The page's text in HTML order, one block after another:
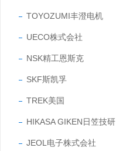
TOYOZUMI丰澄电机
UECO株式会社
NSK精工恩斯克
SKF斯凯孚
TREK美国
HIKASA GIKEN日笠技研
JEOL电子株式会社